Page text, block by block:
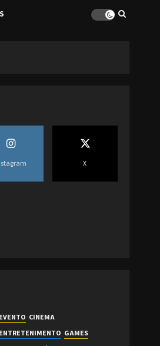
X
EVENTO CINEMA
ENTRETENIMENTO GAMES